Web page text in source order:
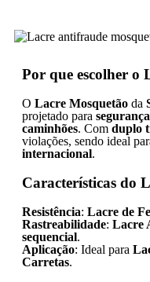
Por que escolher o
O Lacre Mosquetão da
projetado para
caminhões. Com duplo
violações, sendo ideal
internacional.
Características do
Resistência: Lacre de
Rastreabilidade: Lacre
sequencial.
Aplicação: Ideal para
Carretas.